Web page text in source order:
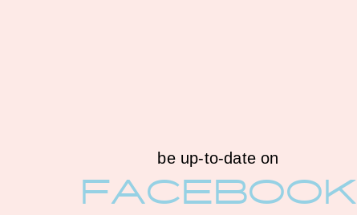
be up-to-date on
FACEBOOK